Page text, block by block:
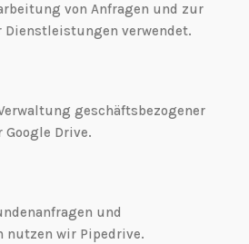
von Anfragen und zur
verwendet.
geschäftsbezogener
Drive.
und
nutzen wir Pipedrive.